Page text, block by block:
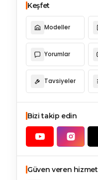
Keşfet
Modeller
Yorumlar
Tavsiyeler
Bizi takip edin
Güven veren hizmet